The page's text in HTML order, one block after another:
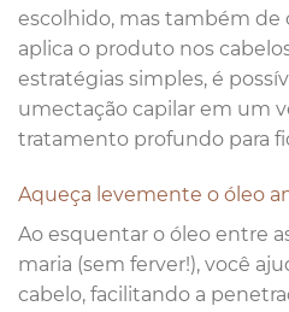
escolhido, mas também de
aplica o produto nos
estratégias simples, é
umectação capilar em um
tratamento profundo para
Aqueça levemente o óleo
Ao esquentar o óleo entre
maria (sem ferver!), você
cabelo, facilitando a